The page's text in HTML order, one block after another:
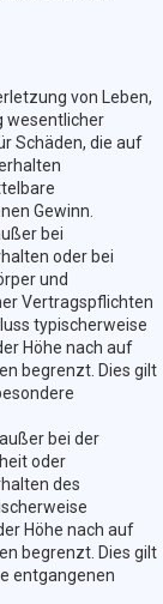
von Leben,
wesentlicher
Schäden, die auf
Gewinn.
bei
oder bei
und
Vertragspflichten
typischerweise
Höhe nach auf
begrenzt. Dies gilt
bei der
oder
des
Höhe nach auf
begrenzt. Dies gilt
entgangenen